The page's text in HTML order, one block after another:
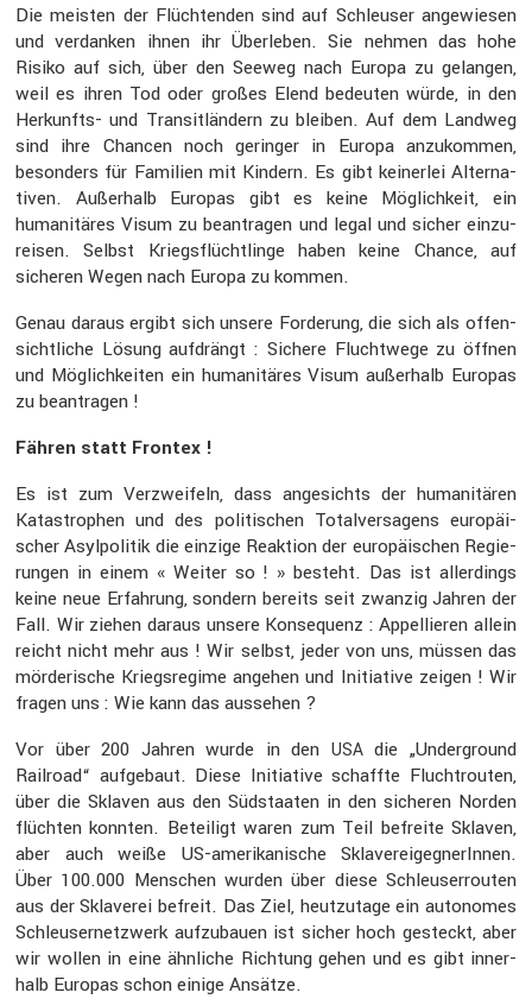
Die meisten der Flüch­tenden sind auf Schleuser angewiesen
und verdanken ihnen ihr Überleben. Sie nehmen das hohe
Risiko auf sich, über den Seeweg nach Europa zu gelangen,
weil es ihren Tod oder großes Elend bedeuten würde, in den
Herkunfts- und Transit­län­dern zu bleiben. Auf dem Landweg
sind ihre Chancen noch geringer in Europa anzukommen,
beson­ders für Familien mit Kindern. Es gibt keinerlei Alter­na­
tiven. Außer­halb Europas gibt es keine Möglich­keit, ein
humani­täres Visum zu beantragen und legal und sicher einzu­
reisen. Selbst Kriegs­flücht­linge haben keine Chance, auf
sicheren Wegen nach Europa zu kommen.
Genau daraus ergibt sich unsere Forde­rung, die sich als offen­
sicht­liche Lösung aufdrängt : Sichere Flucht­wege zu öffnen
und Möglich­keiten ein humani­täres Visum außer­halb Europas
zu beantragen !
Fähren statt Frontex !
Es ist zum Verzwei­feln, dass angesichts der humani­tären
Katastro­phen und des politi­schen Total­ver­sa­gens europäi­
scher Asylpo­litik die einzige Reaktion der europäi­schen Regie­
rungen in einem « Weiter so ! » besteht. Das ist aller­dings
keine neue Erfah­rung, sondern bereits seit zwanzig Jahren der
Fall. Wir ziehen daraus unsere Konse­quenz : Appel­lieren allein
reicht nicht mehr aus ! Wir selbst, jeder von uns, müssen das
mörde­ri­sche Kriegs­re­gime angehen und Initia­tive zeigen ! Wir
fragen uns : Wie kann das aussehen ?
Vor über 200 Jahren wurde in den USAdie „Under­ground
Railroad“ aufge­baut. Diese Initia­tive schaffte Flucht­routen,
über die Sklaven aus den Südstaaten in den sicheren Norden
flüchten konnten. Betei­ligt waren zum Teil befreite Sklaven,
aber auch weiße US-ameri­ka­ni­sche Sklaver­ei­geg­ne­rInnen.
Über 100.000 Menschen wurden über diese Schleu­ser­routen
aus der Sklaverei befreit. Das Ziel, heutzu­tage ein autonomes
Schleu­ser­netz­werk aufzu­bauen ist sicher hoch gesteckt, aber
wir wollen in eine ähnliche Richtung gehen und es gibt inner­
halb Europas schon einige Ansätze.